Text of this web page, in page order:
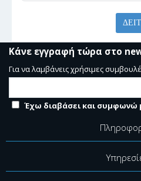
Κάνε εγγραφή τώρα στο
Για να λαμβάνεις χρήσιμες
Έχω διαβάσει και συμφωνώ